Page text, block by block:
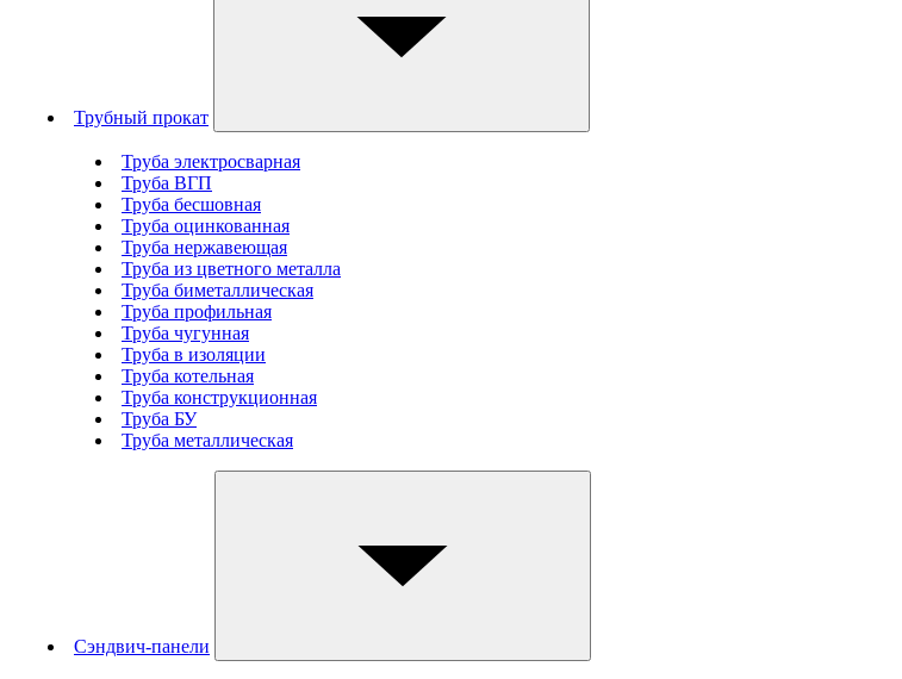
Трубный прокат
Труба электросварная
Труба ВГП
Труба бесшовная
Труба оцинкованная
Труба нержавеющая
Труба из цветного металла
Труба биметаллическая
Труба профильная
Труба чугунная
Труба в изоляции
Труба котельная
Труба конструкционная
Труба БУ
Труба металлическая
Сэндвич-панели